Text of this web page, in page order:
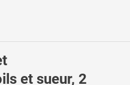
et sueur, 2